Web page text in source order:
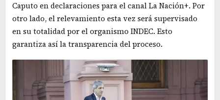
Caputo en declaraciones para el canal La Nación+. Por
otro lado, el relevamiento esta vez será supervisado
en su totalidad por el organismo INDEC. Esto
garantiza así la transparencia del proceso.